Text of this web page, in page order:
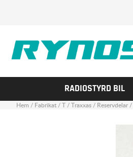
RADIOSTYRD BIL
Hem / Fabrikat/T/Traxxas/ Reservdelar/